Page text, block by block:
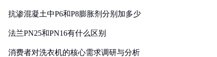
抗渗混凝土中P6和P8膨胀剂分别加多少
法兰PN25和PN16有什么区别
消费者对洗衣机的核心需求调研与分析